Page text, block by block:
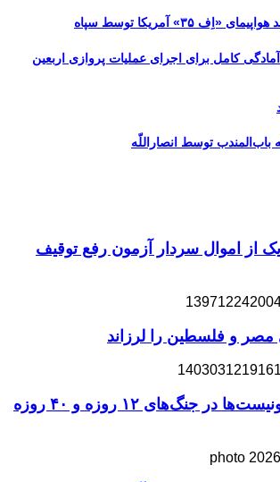
۳۵» آمریکا توسط سپاه
کامل برای اجرای عملیات پروازی اربعین
باب‌المندب توسط انصاراللّه
از اموال سردار آزمون رفع توقیف
۲ عامل مهم صهیونیست‌ها در جنگ‌های ۱۲ روزه و ۴۰ روزه